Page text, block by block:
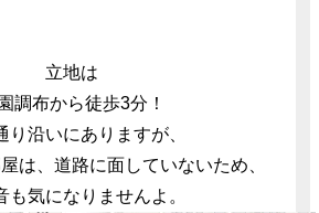
立地は
調布から徒歩3分！
り沿いにありますが、
は、道路に面していないため、
も気になりませんよ。